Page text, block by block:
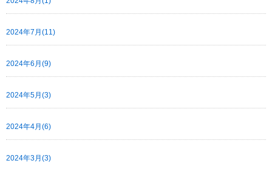
2024年7月(11)
2024年6月(9)
2024年5月(3)
2024年4月(6)
2024年3月(3)